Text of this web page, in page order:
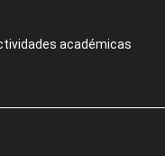
académicas